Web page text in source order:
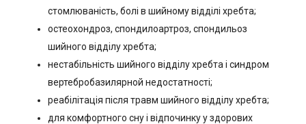
стомлюваність, болі в шийному відділі хребта;
остеохондроз, спондилоартроз, спондильоз
шийного відділу хребта;
нестабільність шийного відділу хребта і синдром
вертебробазилярной недостатності;
реабілітація після травм шийного відділу хребта;
для комфортного сну і відпочинку у здорових